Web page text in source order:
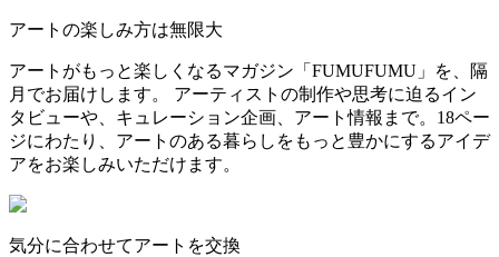
アートの楽しみ方は無限大
アートがもっと楽しくなるマガジン「FUMUFUMU」を、隔
月でお届けします。 アーティストの制作や思考に迫るイン
タビューや、キュレーション企画、アート情報まで。18ペー
ジにわたり、アートのある暮らしをもっと豊かにするアイデ
アをお楽しみいただけます。
気分に合わせてアートを交換